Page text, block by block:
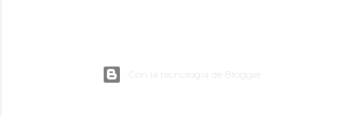
Con la tecnología de Blogger